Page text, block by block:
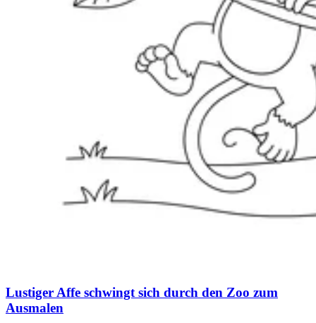
Lustiger Affe schwingt sich durch den Zoo zum
Ausmalen